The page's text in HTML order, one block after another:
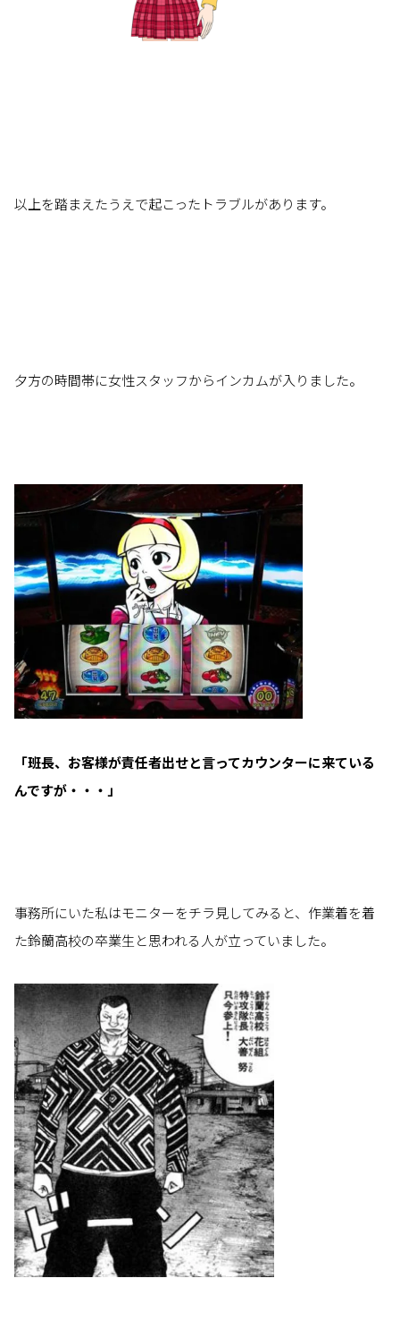
以上を踏まえたうえで起こったトラブルがあります。
夕方の時間帯に女性スタッフからインカムが入りました。
「班長、お客様が責任者出せと言ってカウンターに来ている
んですが・・・」
事務所にいた私はモニターをチラ見してみると、作業着を着
た鈴蘭高校の卒業生と思われる人が立っていました。